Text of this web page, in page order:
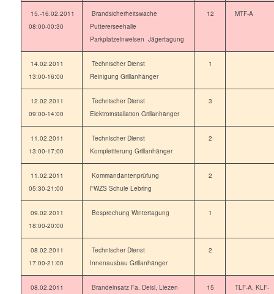
15.-16.02.2011
08:00-00:30
Brandsicherheitswache
Puttererseehalle
Parkplatzeinweisen Jägertagung
12 MTF-A
14.02.2011
13:00-16:00
Technischer Dienst
Reinigung Grillanhänger
1
12.02.2011
09:00-14:00
Technischer Dienst
Elektroinstallation Grillanhänger
3
11.02.2011
13:00-17:00
Technischer Dienst
Komplettierung Grillanhänger
2
11.02.2011
05:30-21:00
Kommandantenprüfung
FWZS Schule Lebring
2
09.02.2011
18:00-20:00
Besprechung Wintertagung 1
08.02.2011
17:00-21:00
Technischer Dienst
Innenausbau Grillanhänger
2
08.02.2011
Brandeinsatz Fa. Deisl, Liezen 15
TLF-A, KLF-